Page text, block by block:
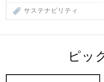
サステナビリティ
ピッ